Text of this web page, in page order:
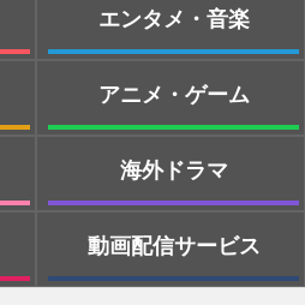
エンタメ・音楽
アニメ・ゲーム
海外ドラマ
動画配信サービス